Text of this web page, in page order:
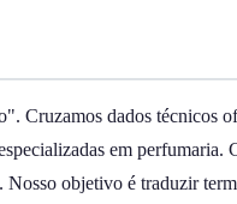
Cruzamos dados
em
objetivo é traduzir